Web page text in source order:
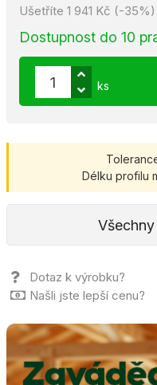
Ušetříte 1 941 Kč (-35%)
Dostupnost do 10
ks
Délku profilu
Dotaz k výrobku?
Našli jste lepší cenu?